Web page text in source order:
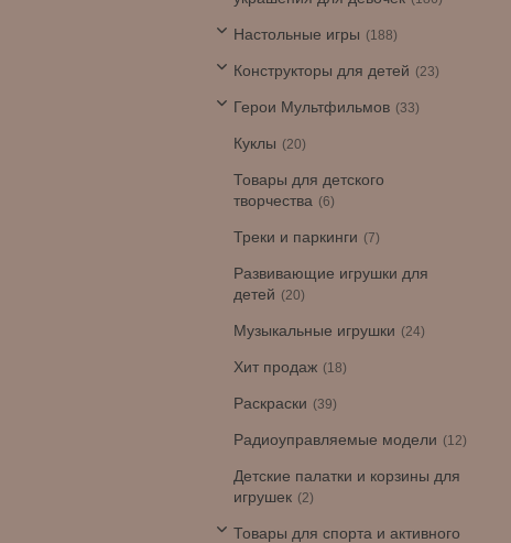
Настольные игры 188
Конструкторы для детей 23
Герои Мультфильмов 33
Куклы 20
Товары для детского
творчества
6
Треки и паркинги 7
Развивающие игрушки для
детей
20
Музыкальные игрушки 24
Хит продаж 18
Раскраски 39
Радиоуправляемые модели 12
Детские палатки и корзины для
игрушек
2
Товары для спорта и активного